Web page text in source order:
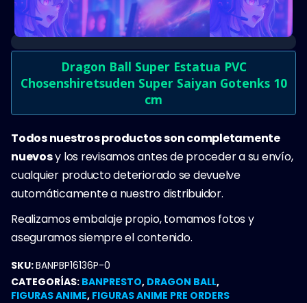
Dragon Ball Super Estatua PVC
Chosenshiretsuden Super Saiyan Gotenks 10
cm
Todos nuestros productos son completamente
nuevosy los revisamos antes de proceder a su envío,
cualquier producto deteriorado se devuelve
automáticamente a nuestro distribuidor.
Realizamos embalaje propio, tomamos fotos y
aseguramos siempre el contenido.
SKU:BANPBP16136P-0
CATEGORÍAS: BANPRESTO, DRAGON BALL,
FIGURAS ANIME, FIGURAS ANIME PRE ORDERS